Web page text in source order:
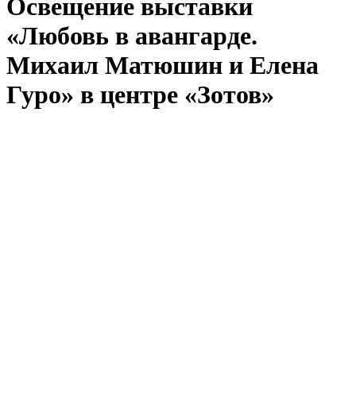
Освещение выставки
«Любовь в авангарде.
Михаил Матюшин и Елена
Гуро» в центре «Зотов»